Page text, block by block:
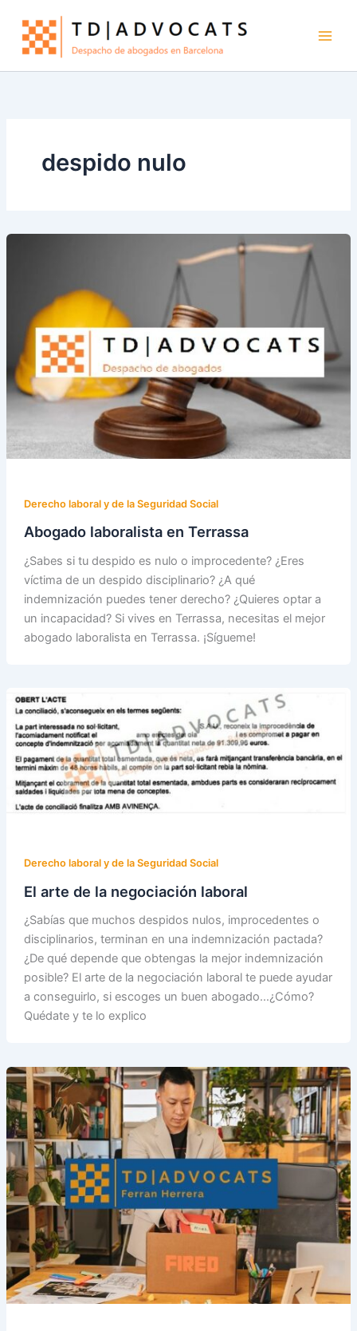
contenido
despido nulo
Derecho laboral y de la Seguridad Social
Abogado laboralista en Terrassa
¿Sabes si tu despido es nulo o improcedente? ¿Eres
víctima de un despido disciplinario? ¿A qué
indemnización puedes tener derecho? ¿Quieres optar a
un incapacidad? Si vives en Terrassa, necesitas el mejor
abogado laboralista en Terrassa. ¡Sígueme!
Derecho laboral y de la Seguridad Social
El arte de la negociación laboral
¿Sabías que muchos despidos nulos, improcedentes o
disciplinarios, terminan en una indemnización pactada?
¿De qué depende que obtengas la mejor indemnización
posible? El arte de la negociación laboral te puede ayudar
a conseguirlo, si escoges un buen abogado…¿Cómo?
Quédate y te lo explico